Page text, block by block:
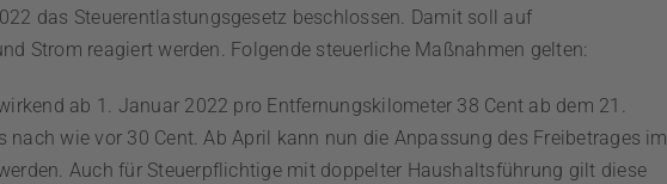
das Steuerentlastungsgesetz beschlossen. Damit soll auf
Strom reagiert werden. Folgende steuerliche Maßnahmen gelten:
ab 1. Januar 2022 pro Entfernungskilometer 38 Cent ab dem 21.
nach wie vor 30 Cent. Ab April kann nun die Anpassung des Freibetrages im
Auch für Steuerpflichtige mit doppelter Haushaltsführung gilt diese